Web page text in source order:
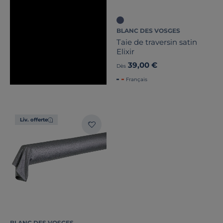
BLANC DES VOSGES
Taie de traversin satin
Elixir
Dès 39,00 €
Français
Liv. offerte